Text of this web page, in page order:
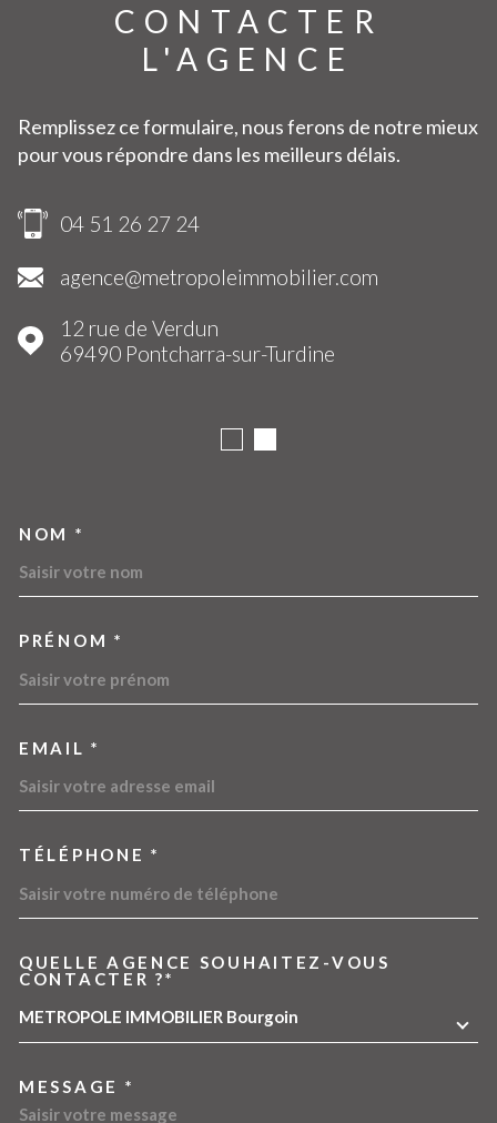
CONTACTER
L'AGENCE
Remplissez ce formulaire, nous ferons de notre mieux
pour vous répondre dans les meilleurs délais.
04 51 26 27 24
agence@metropoleimmobilier.com
12 rue de Verdun
69490
Pontcharra-sur-Turdine
NOM *
PRÉNOM *
EMAIL *
TÉLÉPHONE *
QUELLE AGENCE SOUHAITEZ-VOUS
CONTACTER ?*
METROPOLE IMMOBILIER Bourgoin
MESSAGE *